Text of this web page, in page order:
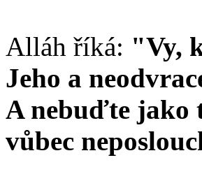
Alláh říká: "Vy,
Jeho a
A nebuďte jako
vůbec